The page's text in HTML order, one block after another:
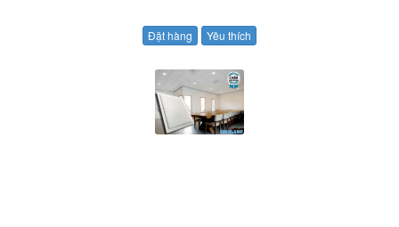
Đặt hàng Yêu thích